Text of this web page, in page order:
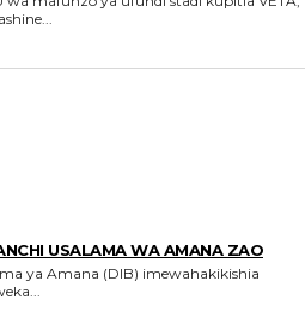
USALAMA WA AMANA ZAO